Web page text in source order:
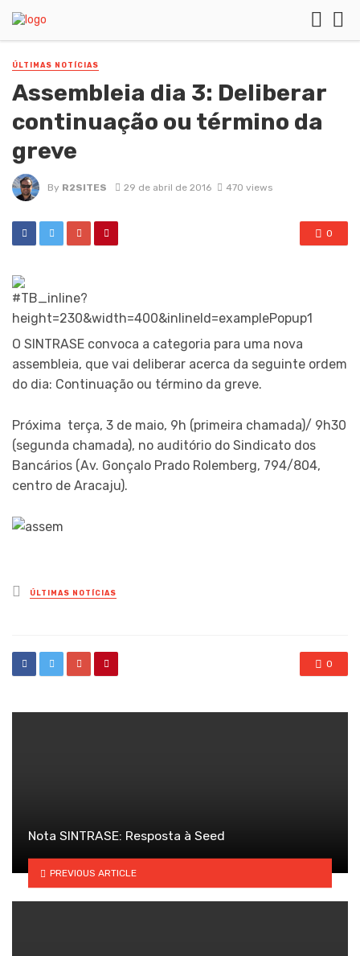
ÚLTIMAS NOTÍCIAS
Assembleia dia 3: Deliberar
continuação ou término da
greve
By R2SITES 29 de abril de 2016 470 views
0
O SINTRASE convoca a categoria para uma nova
assembleia, que vai deliberar acerca da seguinte ordem
do dia: Continuação ou término da greve.
Próxima terça, 3 de maio, 9h (primeira chamada)/ 9h30
(segunda chamada), no auditório do Sindicato dos
Bancários (Av. Gonçalo Prado Rolemberg, 794/804,
centro de Aracaju).
Posted
in
ÚLTIMAS NOTÍCIAS
0
Nota SINTRASE: Resposta à Seed
PREVIOUS ARTICLE